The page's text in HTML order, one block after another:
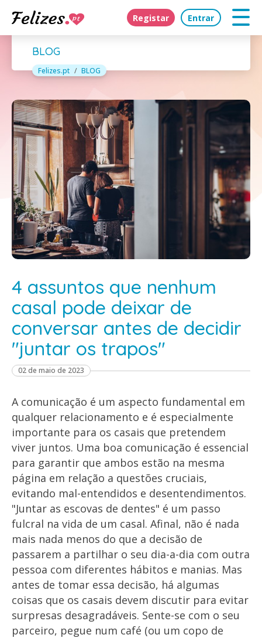
Registar Entrar
BLOG
Felizes.pt BLOG
4 assuntos que nenhum
casal pode deixar de
conversar antes de decidir
"juntar os trapos"
02 de maio de 2023
A comunicação é um aspecto fundamental em
qualquer relacionamento e é especialmente
importante para os casais que pretendem
viver juntos. Uma boa comunicação é essencial
para garantir que ambos estão na mesma
página em relação a questões cruciais,
evitando mal-entendidos e desentendimentos.
"Juntar as escovas de dentes" é um passo
fulcral na vida de um casal. Afinal, não é nada
mais nada menos do que a decisão de
passarem a partilhar o seu dia-a-dia com outra
pessoa com diferentes hábitos e manias. Mas
antes de tomar essa decisão, há algumas
coisas que os casais devem discutir para evitar
surpresas desagradáveis. Sente-se com o seu
parceiro, pegue num café (ou um copo de